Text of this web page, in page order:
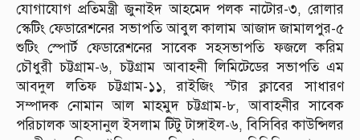
যোগাযোগ প্রতিমন্ত্রী জুনাইদ আহমেদ পলক নাটোর-৩, রোলার
স্কেটিং ফেডারেশনের সভাপতি আবুল কালাম আজাদ জামালপুর-৫
শুটিং স্পোর্ট ফেডারেশনের সাবেক সহসভাপতি ফজলে করিম
চৌধুরী চট্টগ্রাম-৬, চট্টগ্রাম আবাহনী লিমিটেডের সভাপতি এম
আবদুল লতিফ চট্টগ্রাম-১১, রাইজিং স্টার ক্লাবের সাধারণ
সম্পাদক নোমান আল মাহমুদ চট্টগ্রাম-৮, আবাহনীর সাবেক
পরিচালক আহসানুল ইসলাম টিটু টাঙ্গাইল-৬, বিসিবির কাউন্সিলর